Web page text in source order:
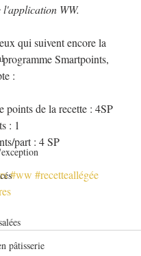
pâtisserie
l'application WW.
qui suivent encore la
Smartpoints,
:
points de la recette : 4SP
: 1
part : 4 SP
#ww #recetteallégée